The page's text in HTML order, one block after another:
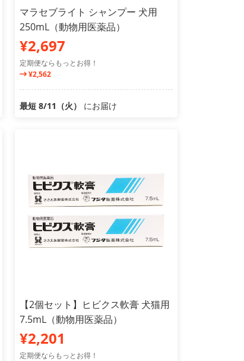
マラセブライト シャンプー 犬用
250mL（動物用医薬品）
¥2,697
定期便ならもっとお得！
¥2,562
最短 8/11（火） にお届け
【2個セット】ヒビクス軟膏 犬猫用
7.5mL（動物用医薬品）
¥2,201
定期便ならもっとお得！